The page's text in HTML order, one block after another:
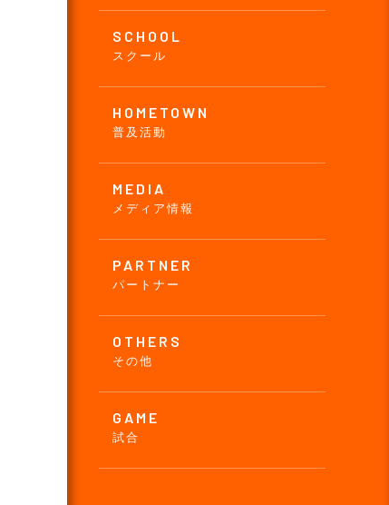
SCHOOL
スクール
HOMETOWN
普及活動
MEDIA
メディア情報
PARTNER
パートナー
OTHERS
その他
GAME
試合